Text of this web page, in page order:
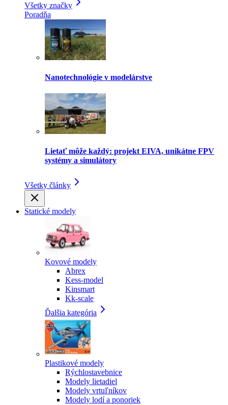
Všetky značky
Poradňa
Nanotechnológie v modelárstve
Lietať môže každý: projekt EIVA, unikátne FPV
systémy a simulátory
Všetky články
Statické modely
Kovové modely
Abrex
Kess-model
Kinsmart
Kk-scale
Ďalšia kategória
Plastikové modely
Rýchlostavebnice
Modely lietadiel
Modely vrtuľníkov
Modely lodí a ponoriek